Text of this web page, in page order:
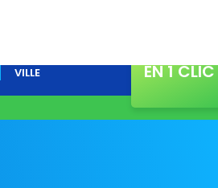
VILLE
EN 1 CLIC